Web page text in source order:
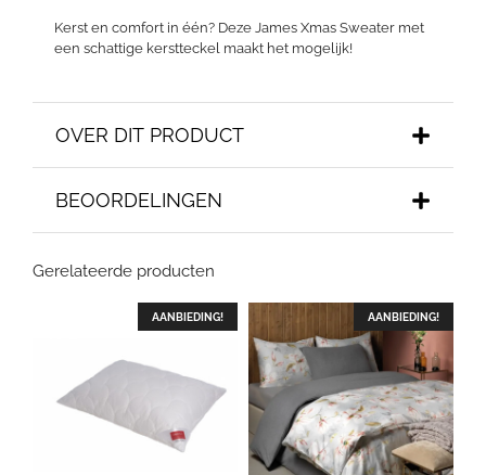
Kerst en comfort in één? Deze James Xmas Sweater met
een schattige kerstteckel maakt het mogelijk!
OVER DIT PRODUCT
BEOORDELINGEN
Gerelateerde producten
AANBIEDING! AANBIEDING!